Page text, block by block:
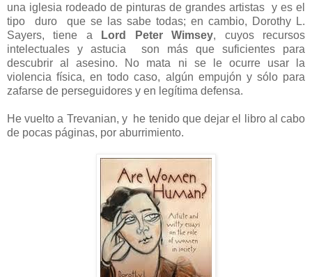
una iglesia rodeado de pinturas de grandes artistas y es el
tipo duro que se las sabe todas; en cambio, Dorothy L.
Sayers, tiene a
Lord Peter Wimsey, cuyos recursos
intelectuales y astucia son más que suficientes para
descubrir al asesino. No mata ni se le ocurre usar la
violencia física, en todo caso, algún empujón y sólo para
zafarse de perseguidores y en legítima defensa.
He vuelto a Trevanian, y he tenido que dejar el libro al cabo
de pocas páginas, por aburrimiento.